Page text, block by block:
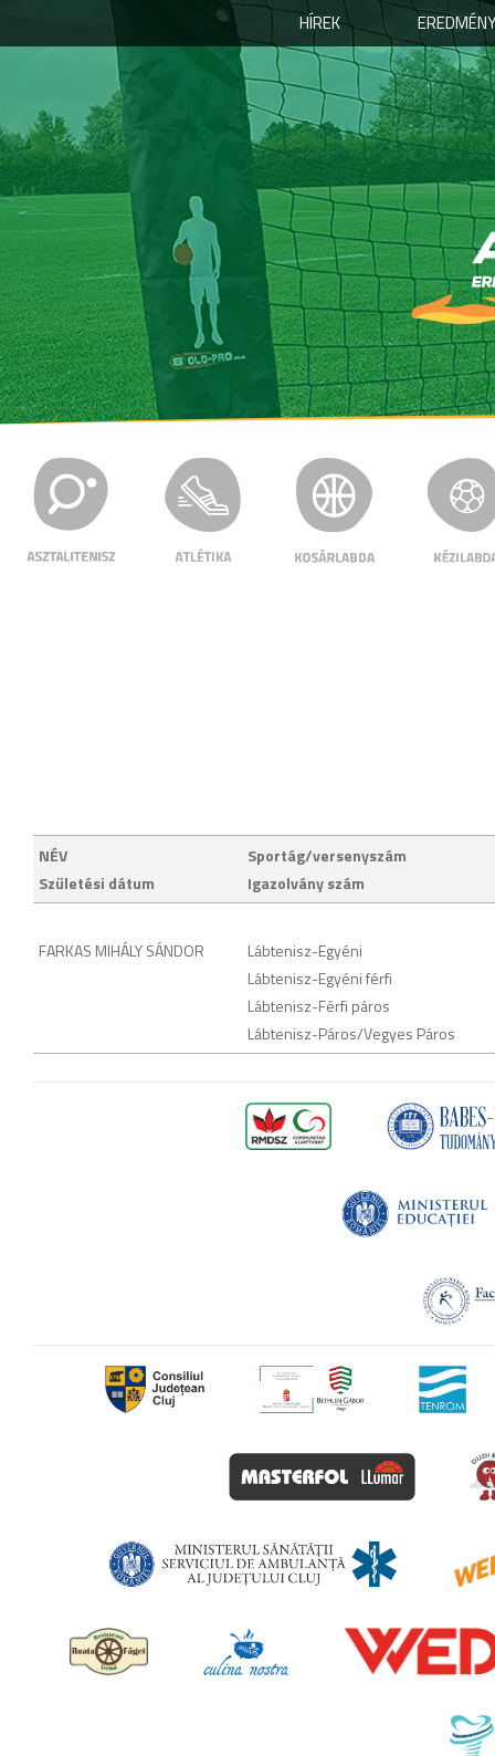
HÍREK
NÉV
Születési dátum
Sportág/versenyszám
Igazolvány szám
FARKAS MIHÁLY SÁNDOR Lábtenisz-Egyéni
Lábtenisz-Egyéni férfi
Lábtenisz-Férfi páros
Lábtenisz-Páros/Vegyes Páros